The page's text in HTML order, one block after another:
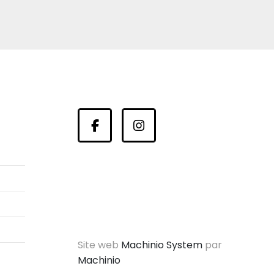
facebookinstagram
Site web Machinio System par
Machinio